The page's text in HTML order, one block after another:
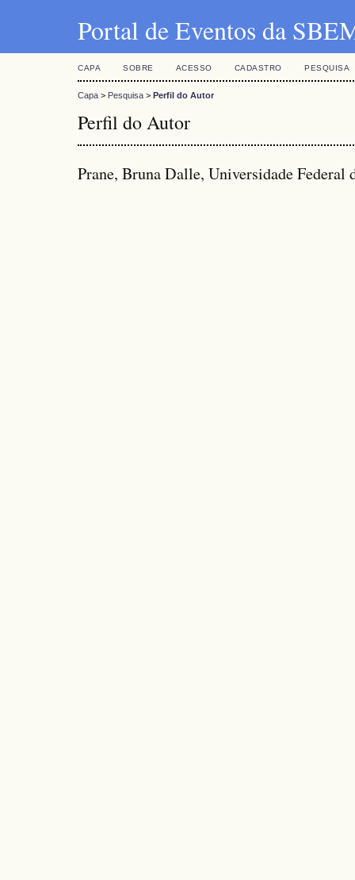
Portal de Eventos da
CAPA SOBRE ACESSO CADASTRO PESQUISA
Capa > Pesquisa > Perfil do Autor
Perfil do Autor
Prane, Bruna Dalle, Universidade Federal